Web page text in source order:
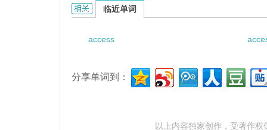
access oriented method的相关资料：
临近单词
access
分享单词到：
以上内容独家创作，受著作权